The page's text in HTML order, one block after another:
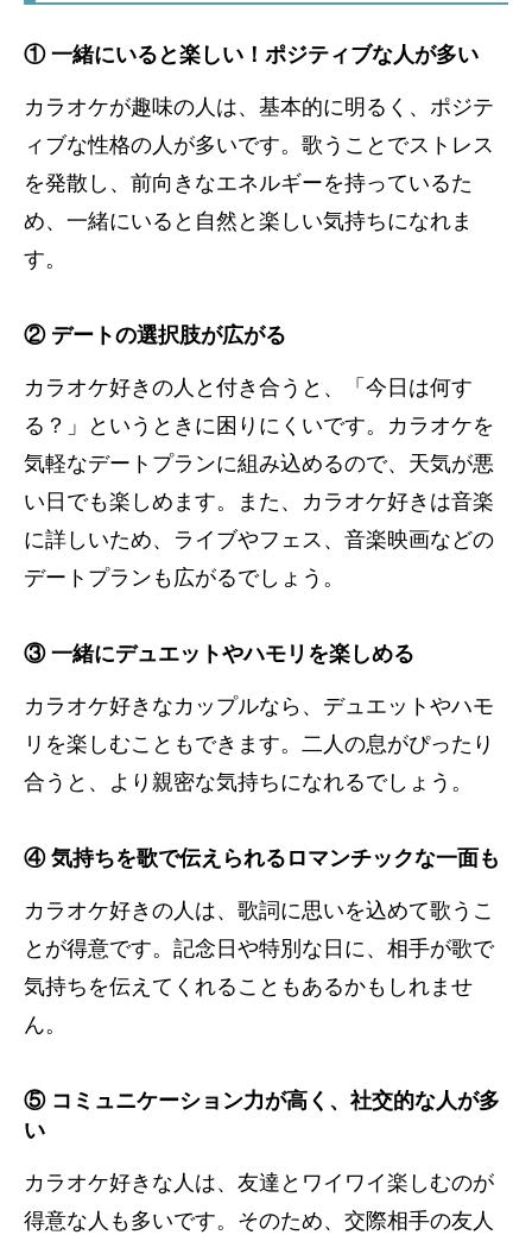
① 一緒にいると楽しい！ポジティブな人が多い
カラオケが趣味の人は、基本的に明るく、ポジテ
ィブな性格の人が多いです。歌うことでストレス
を発散し、前向きなエネルギーを持っているた
め、一緒にいると自然と楽しい気持ちになれま
す。
② デートの選択肢が広がる
カラオケ好きの人と付き合うと、「今日は何す
る？」というときに困りにくいです。カラオケを
気軽なデートプランに組み込めるので、天気が悪
い日でも楽しめます。また、カラオケ好きは音楽
に詳しいため、ライブやフェス、音楽映画などの
デートプランも広がるでしょう。
③ 一緒にデュエットやハモリを楽しめる
カラオケ好きなカップルなら、デュエットやハモ
リを楽しむこともできます。二人の息がぴったり
合うと、より親密な気持ちになれるでしょう。
④ 気持ちを歌で伝えられるロマンチックな一面も
カラオケ好きの人は、歌詞に思いを込めて歌うこ
とが得意です。記念日や特別な日に、相手が歌で
気持ちを伝えてくれることもあるかもしれませ
ん。
⑤ コミュニケーション力が高く、社交的な人が多
い
カラオケ好きな人は、友達とワイワイ楽しむのが
得意な人も多いです。そのため、交際相手の友人